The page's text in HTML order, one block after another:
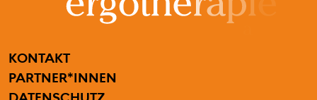
FUSSZEILENMENÜ
KONTAKT
PARTNER*INNEN